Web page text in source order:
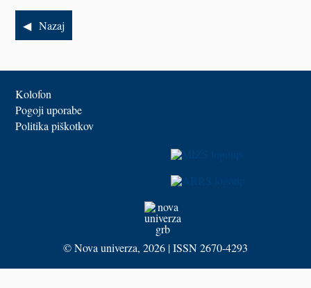
Nazaj
Kolofon
Pogoji uporabe
Politika piškotkov
©Nova univerza, 2026 | ISSN 2670-4293